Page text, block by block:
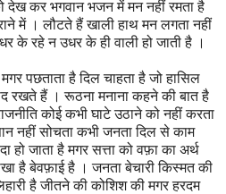
देख कर भगवान भजन में मन नहीं रमता है
में । लौटते हैं खाली हाथ मन लगता नहीं
के रहे न उधर के ही वाली हो जाती है ।
है दिल चाहता है जो हासिल
रखते हैं । रूठना मनाना कहने की बात है
कोई कभी घाटे उठाने को नहीं करता
नहीं सोचता कभी जनता दिल से काम
हो जाता है मगर सत्ता को वफ़ा का अर्थ
है बेवफ़ाई है । जनता बेचारी किस्मत की
है जीतने की कोशिश की मगर हरदम